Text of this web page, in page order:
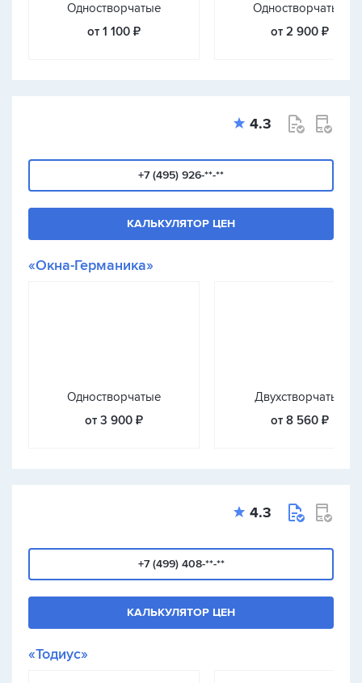
Одностворчатые
от 1 100 ₽
Одностворчатые
от 2 900 ₽
4.3
+7 (495) 926-**-**
КАЛЬКУЛЯТОР ЦЕН
«Окна-Германика»
Одностворчатые
от 3 900 ₽
Двухстворчатые
от 8 560 ₽
4.3
+7 (499) 408-**-**
КАЛЬКУЛЯТОР ЦЕН
«Тодиус»